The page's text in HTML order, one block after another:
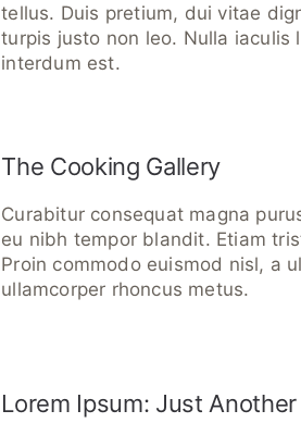
tellus. Duis pretium, dui vitae
turpis justo non leo. Nulla iaculis
interdum est.
The Cooking Gallery
Curabitur consequat magna
eu nibh tempor blandit. Etiam
Proin commodo euismod nisl, a
ullamcorper rhoncus metus.
Lorem Ipsum: Just Another